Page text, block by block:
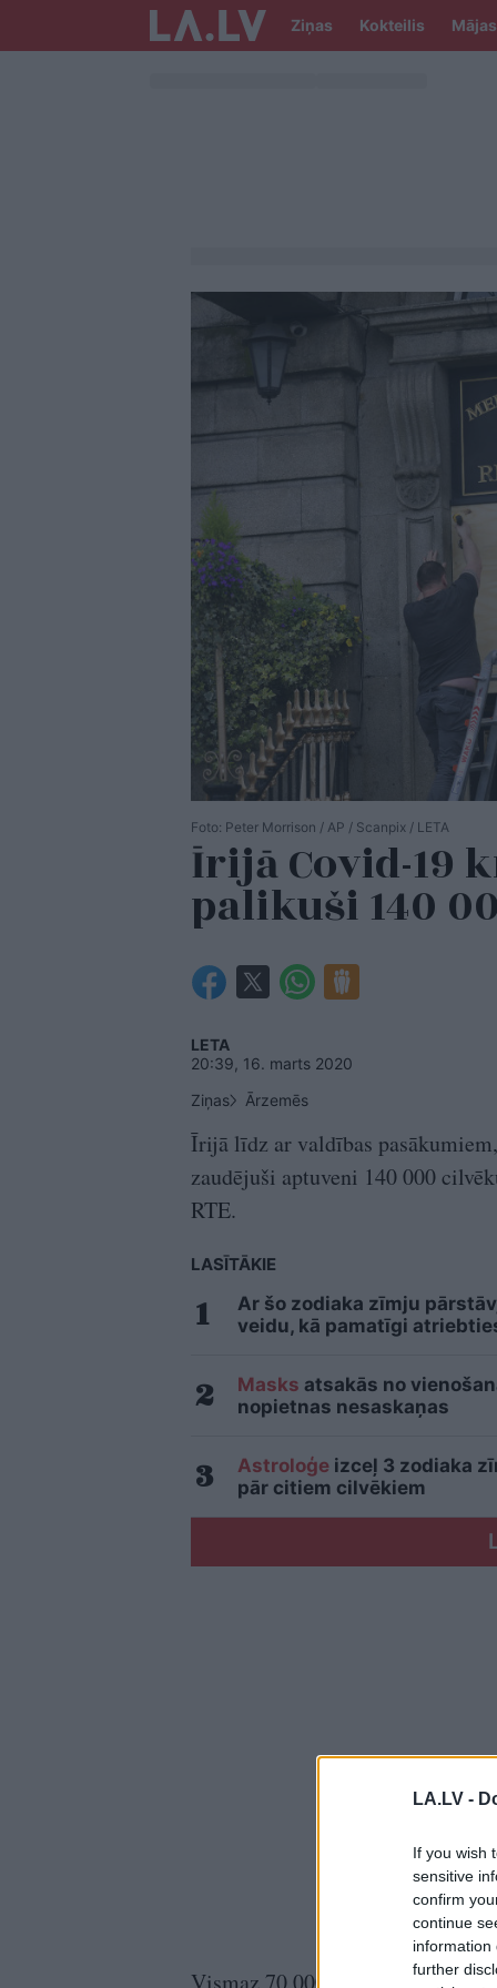
LA.LV -
If you wish
sensitive
confirm
continue
information
further
Ziņas Kokteilis Mājas
Foto: Peter Morrison / AP / Scanpix / LETA
Īrijā Covid-19
palikuši 140
LETA
20:39, 16. marts 2020
Ziņas
Ārzemēs
Īrijā līdz ar valdības
zaudējuši aptuveni 140 000
RTE.
LASĪTĀKIE
Ar šo zodiaka zīmju
veidu, kā pamatīgi
Masks atsakās no
nopietnas nesaskaņas
Astroloģe izceļ 3 zodiaka
pār citiem cilvēkiem